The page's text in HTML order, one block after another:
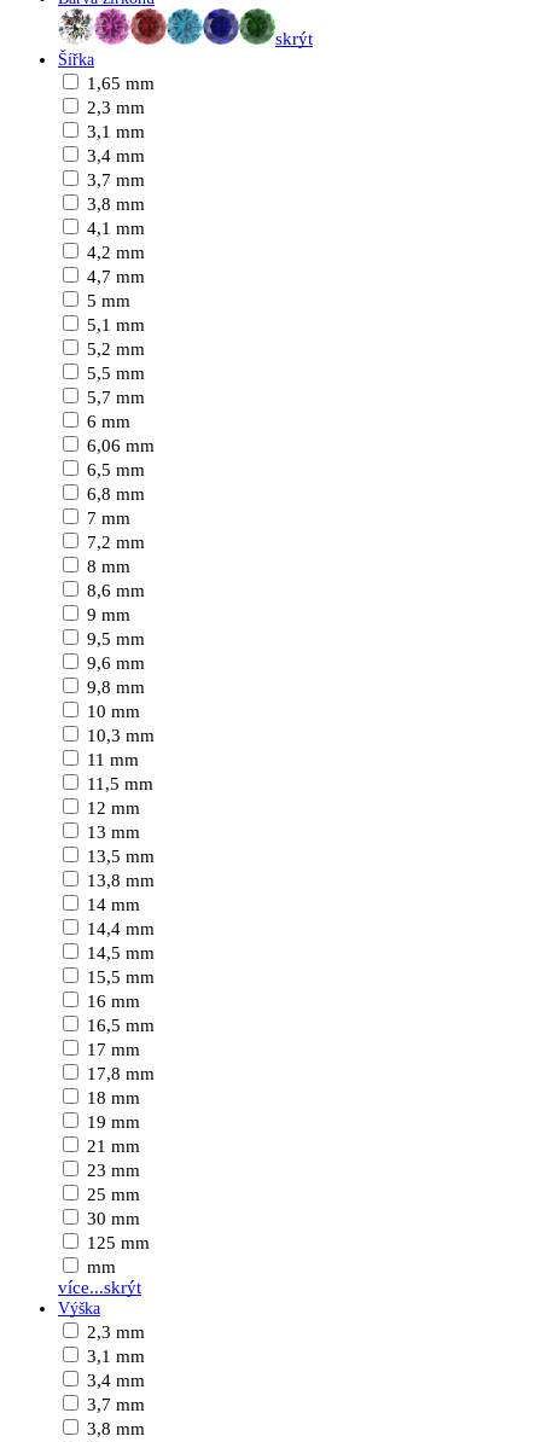
skrýt
Šířka
1,65 mm
2,3 mm
3,1 mm
3,4 mm
3,7 mm
3,8 mm
4,1 mm
4,2 mm
4,7 mm
5 mm
5,1 mm
5,2 mm
5,5 mm
5,7 mm
6 mm
6,06 mm
6,5 mm
6,8 mm
7 mm
7,2 mm
8 mm
8,6 mm
9 mm
9,5 mm
9,6 mm
9,8 mm
10 mm
10,3 mm
11 mm
11,5 mm
12 mm
13 mm
13,5 mm
13,8 mm
14 mm
14,4 mm
14,5 mm
15,5 mm
16 mm
16,5 mm
17 mm
17,8 mm
18 mm
19 mm
21 mm
23 mm
25 mm
30 mm
125 mm
mm
více...skrýt
Výška
2,3 mm
3,1 mm
3,4 mm
3,7 mm
3,8 mm